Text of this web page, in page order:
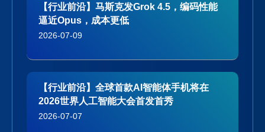
【行业前沿】马斯克发Grok 4.5，编码性能
逼近Opus，成本更低
2026-07-09
【行业前沿】全球首款AI智能体手机将在
2026世界人工智能大会首发首秀
2026-07-07